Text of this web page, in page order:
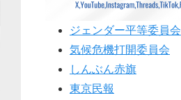
ジェンダー平等委員会
気候危機打開委員会
しんぶん赤旗
東京民報